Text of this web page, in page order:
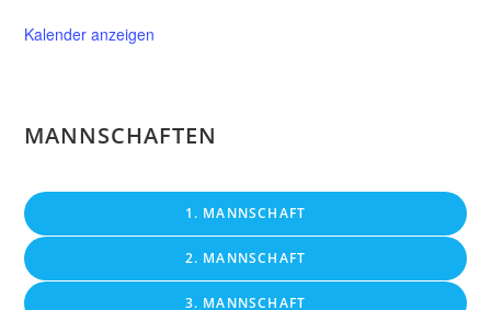
Kalender anzeigen
MANNSCHAFTEN
1. MANNSCHAFT
2. MANNSCHAFT
3. MANNSCHAFT